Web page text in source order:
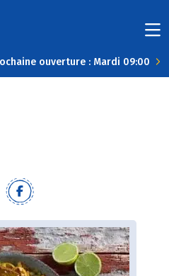
ouverture : Mardi 09:00